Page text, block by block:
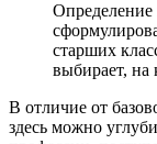
старших
выбирает, на
В отличие от
здесь можно